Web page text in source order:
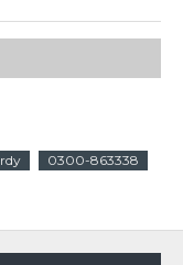
0300-863338